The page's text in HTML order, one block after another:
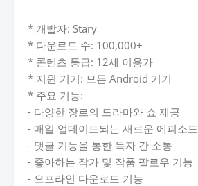
* 개발자: Stary
* 다운로드 수: 100,000+
* 콘텐츠 등급: 12세 이용가
* 지원 기기: 모든 Android 기기
* 주요 기능:
- 다양한 장르의 드라마와 쇼 제공
- 매일 업데이트되는 새로운 에피소드
- 댓글 기능을 통한 독자 간 소통
- 좋아하는 작가 및 작품 팔로우 기능
- 오프라인 다운로드 기능